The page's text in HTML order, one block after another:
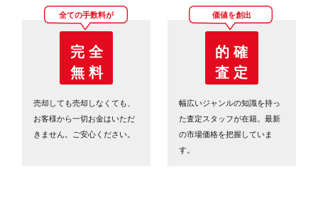
全ての手数料が
完 全
無 料
売却しても売却しなくても、
お客様から一切お金はいただ
きません。ご安心ください。
価値を創出
的 確
査 定
幅広いジャンルの知識を持っ
た査定スタッフが在籍。最新
の市場価格を把握していま
す。